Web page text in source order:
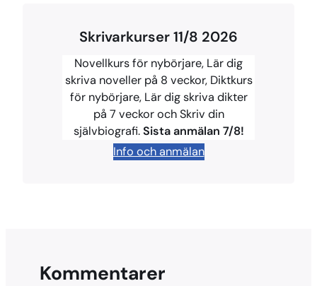
e
b
o
o
k
t
e
r
e
s
e
s
k
y
e
a
d
s
y
L
i
n
k
Skrivarkurser 11/8 2026
Novellkurs för nybörjare, Lär dig
skriva noveller på 8 veckor, Diktkurs
för nybörjare, Lär dig skriva dikter
på 7 veckor och Skriv din
självbiografi.Sista anmälan 7/8!
Info och anmälan
Kommentarer